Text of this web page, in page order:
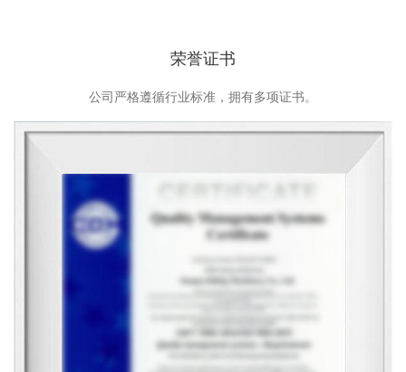
荣誉证书
公司严格遵循行业标准，拥有多项证书。